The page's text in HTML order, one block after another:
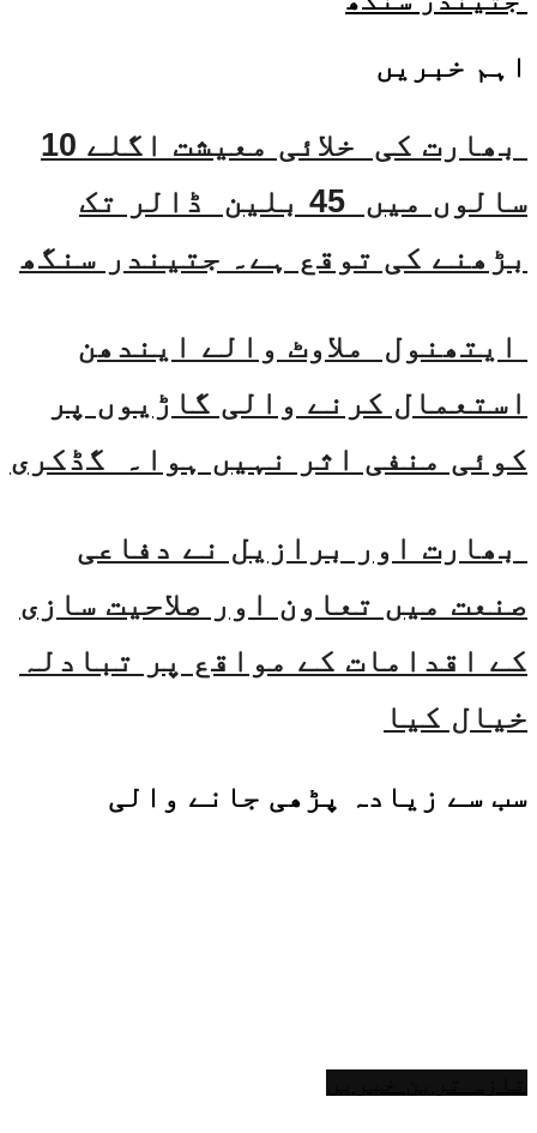
اہم خبریں
بھارت کی خلائی معیشت اگلے 10
سالوں میں 45 بلین ڈالر تک
بڑھنے کی توقع ہے۔ جتیندر سنگھ
ایتھنول ملاوٹ والے ایندھن
استعمال کرنے والی گاڑیوں پر
کوئی منفی اثر نہیں ہوا۔ گڈکری
بھارت اور برازیل نے دفاعی
صنعت میں تعاون اور صلاحیت سازی
کے اقدامات کے مواقع پر تبادلہ
خیال کیا
سب سے زیادہ پڑھی جانے والی